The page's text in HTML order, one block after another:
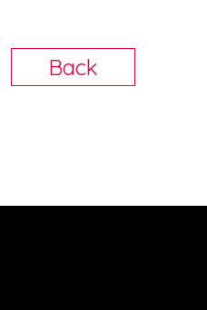
Back